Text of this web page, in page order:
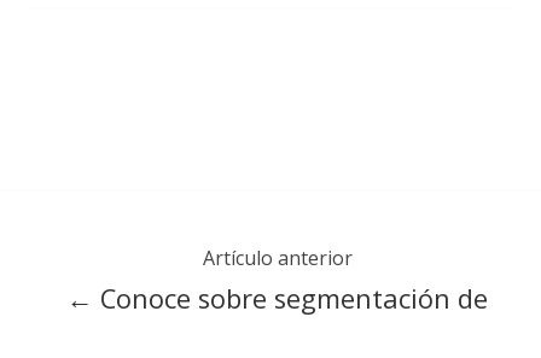
Artículo anterior
← Conoce sobre segmentación de